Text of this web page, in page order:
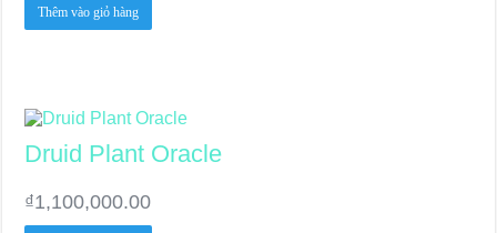
Thêm vào giỏ hàng
Druid Plant Oracle
₫1,100,000.00